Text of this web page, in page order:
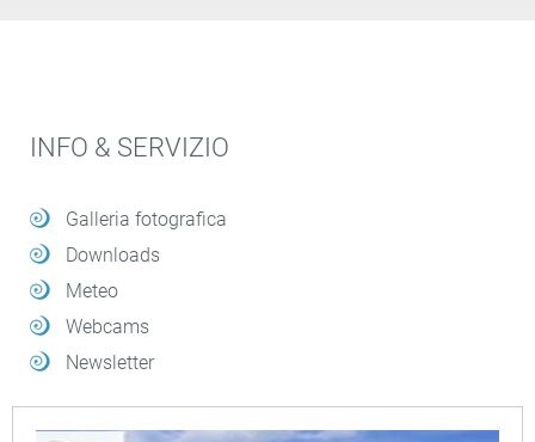
INFO & SERVIZIO
Galleria fotografica
Downloads
Meteo
Webcams
Newsletter